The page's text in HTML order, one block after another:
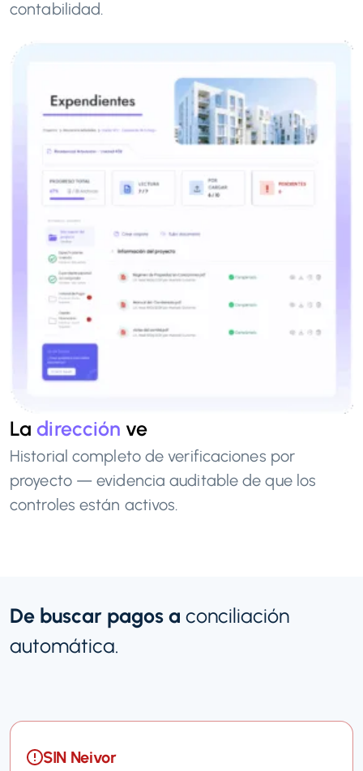
contabilidad.
Ladirección ve
Historial completo de verificaciones por
proyecto — evidencia auditable de que los
controles están activos.
De buscar pagos a conciliación
automática.
SIN Neivor